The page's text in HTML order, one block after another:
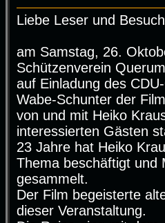
g
Liebe Leser und
am Samstag, 26.
Schützenverein
auf Einladung des
Wabe-Schunter der
von und mit Heiko
interessierten Gästen
23 Jahre hat Heiko
Thema beschäftigt und
gesammelt.
Der Film begeisterte
dieser Veranstaltung.